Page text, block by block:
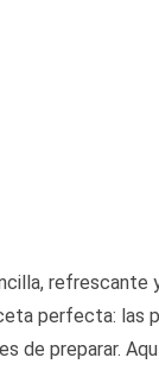
refrescante
perfecta: las
de preparar.